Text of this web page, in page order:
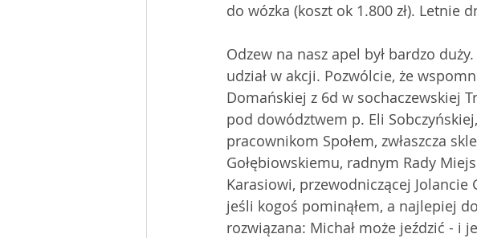
do wózka (koszt ok 1.800 zł). Letnie
Odzew na nasz apel był bardzo
udział w akcji. Pozwólcie, że
Domańskiej z 6d w sochaczewskiej
pod dowództwem p. Eli
pracownikom Społem, zwłaszcza
Gołębiowskiemu, radnym Rady
Karasiowi, przewodniczącej Jolancie
jeśli kogoś pominąłem, a najlepiej
rozwiązana: Michał może jeździć - i